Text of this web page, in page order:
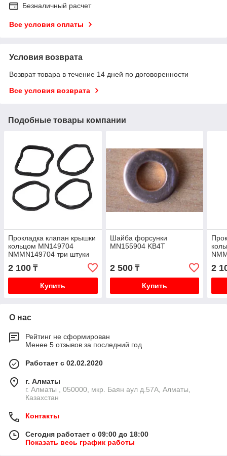
Безналичный расчет
Все условия оплаты
Условия возврата
Возврат товара в течение 14 дней по договоренности
Все условия возврата
Подобные товары компании
Прокладка клапан крышки
кольцом MN149704
NMMN149704 три штуки
на двигатель KB4T KH4W
2 100 ₸
Купить
Шайба форсунки
MN155904 KB4T
2 500₸
Купить
2
О нас
Рейтинг не сформирован
Менее 5 отзывов за последний год
Работает с 02.02.2020
г. Алматы
г. Алматы , 050000, мкр. Баян аул д.57А, Алматы,
Казахстан
Контакты
Сегодня работает с 09:00 до 18:00
Показать весь график работы